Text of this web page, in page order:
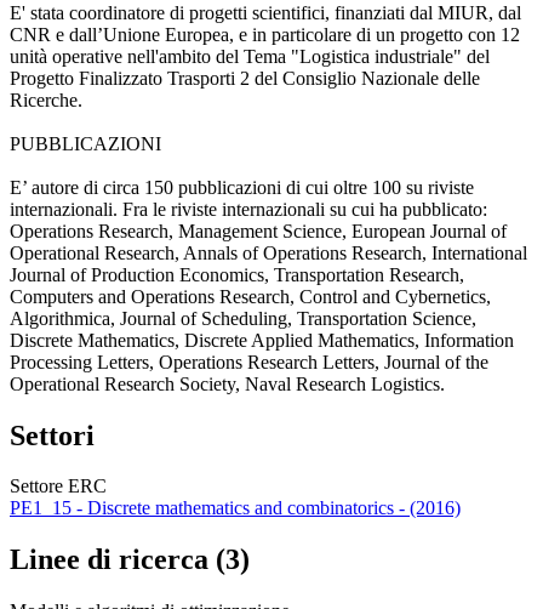
E' stata coordinatore di progetti scientifici, finanziati dal MIUR, dal
CNR e dall’Unione Europea, e in particolare di un progetto con 12
unità operative nell'ambito del Tema "Logistica industriale" del
Progetto Finalizzato Trasporti 2 del Consiglio Nazionale delle
Ricerche.
PUBBLICAZIONI
E’ autore di circa 150 pubblicazioni di cui oltre 100 su riviste
internazionali. Fra le riviste internazionali su cui ha pubblicato:
Operations Research, Management Science, European Journal of
Operational Research, Annals of Operations Research, International
Journal of Production Economics, Transportation Research,
Computers and Operations Research, Control and Cybernetics,
Algorithmica, Journal of Scheduling, Transportation Science,
Discrete Mathematics, Discrete Applied Mathematics, Information
Processing Letters, Operations Research Letters, Journal of the
Operational Research Society, Naval Research Logistics.
Settori
Settore ERC
PE1_15 - Discrete mathematics and combinatorics - (2016)
Linee di ricerca (3)